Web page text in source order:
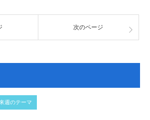
次のページ
週のテーマ